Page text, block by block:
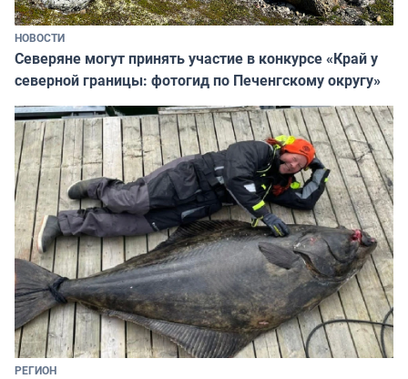
НОВОСТИ
Северяне могут принять участие в конкурсе «Край у
северной границы: фотогид по Печенгскому округу»
РЕГИОН